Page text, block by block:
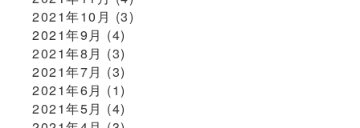
2021年10月 (3)
2021年9月 (4)
2021年8月 (3)
2021年7月 (3)
2021年6月 (1)
2021年5月 (4)